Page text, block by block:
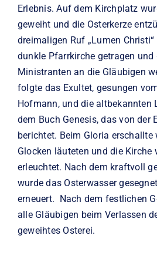
Erlebnis. Auf dem Kirchplatz
geweiht und die Osterkerze
dreimaligen Ruf „Lumen
dunkle Pfarrkirche getragen
Ministranten an die Gläubigen
folgte das Exultet, gesungen
Hofmann, und die altbekannten
dem Buch Genesis, das von der
berichtet. Beim Gloria erschallte
Glocken läuteten und die Kirche
erleuchtet. Nach dem kraftvoll
wurde das Osterwasser
erneuert. Nach dem festlichen
alle Gläubigen beim Verlassen
geweihtes Osterei.